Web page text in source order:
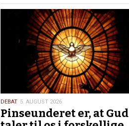
5.
august
DEBAT 5. AUGUST 2026
Pinseunderet er, at Gud